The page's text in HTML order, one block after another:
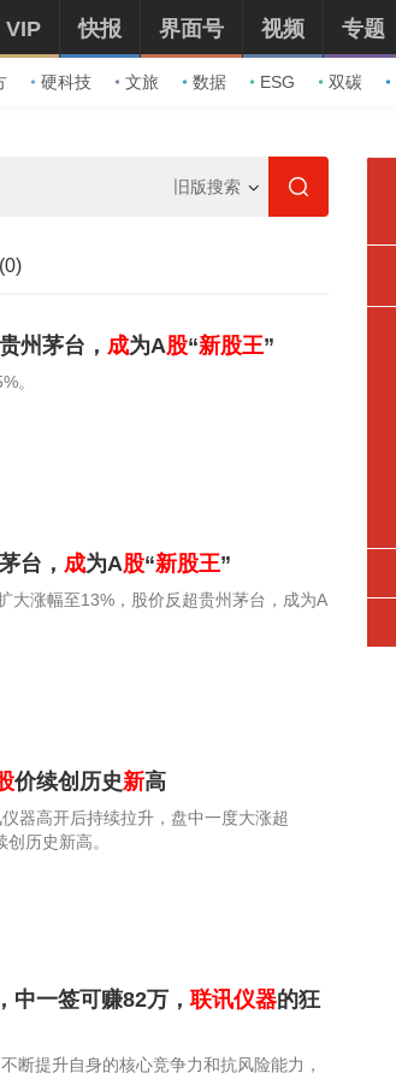
硬科技 文旅 数据 ESG 双碳
VIP 快报 界面号 视频 专题
旧版搜索
州茅台， 成为A股“新股王”
。
台， 成为A股“新股王”
大涨幅至13%，股价反超贵州茅台，成为A
价续创历史新高
器高开后持续拉升，盘中一度大涨超
历史新高。
中一签可赚82万， 联讯仪器的狂
断提升自身的核心竞争力和抗风险能力，